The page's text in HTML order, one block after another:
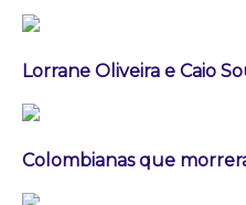
Lorrane Oliveira e Caio
Colombianas que